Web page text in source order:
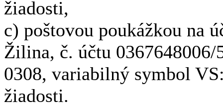
žiadosti,
c) poštovou poukážkou na
Žilina, č. účtu
0308, variabilný symbol
žiadosti.